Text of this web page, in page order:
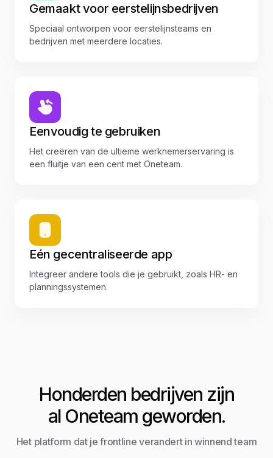
Gemaakt voor eerstelijnsbedrijven
Speciaal ontworpen voor eerstelijnsteams en
bedrijven met meerdere locaties.
Eenvoudig te gebruiken
Het creëren van de ultieme werknemerservaring is
een fluitje van een cent met Oneteam.
Eén gecentraliseerde app
Integreer andere tools die je gebruikt, zoals HR- en
planningssystemen.
Honderden bedrijven zijn
al Oneteam geworden.
Het platform dat je frontline verandert in winnend team